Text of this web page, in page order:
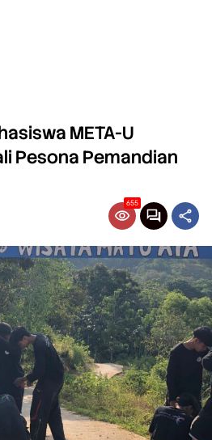
META-U
Pesona Pemandian
655